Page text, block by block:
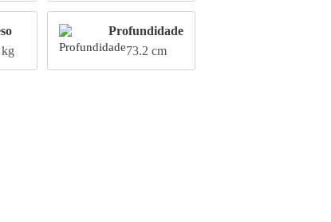
Profundidade
73.2 cm